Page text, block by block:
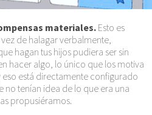
materiales. Esto es
de halagar verbalmente,
hagan tus hijos pudiera ser sin
hacer algo, lo único que los motiva
está directamente configurado
tenían idea de lo que era una
propusiéramos.